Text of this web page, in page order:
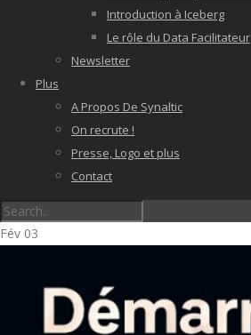
Introduction à Iceberg
Le rôle du Data Facilitateur
Newsletter
Plus
A Propos De Synaltic
On recrute !
Presse, Logo et plus
Contact
Fév 03